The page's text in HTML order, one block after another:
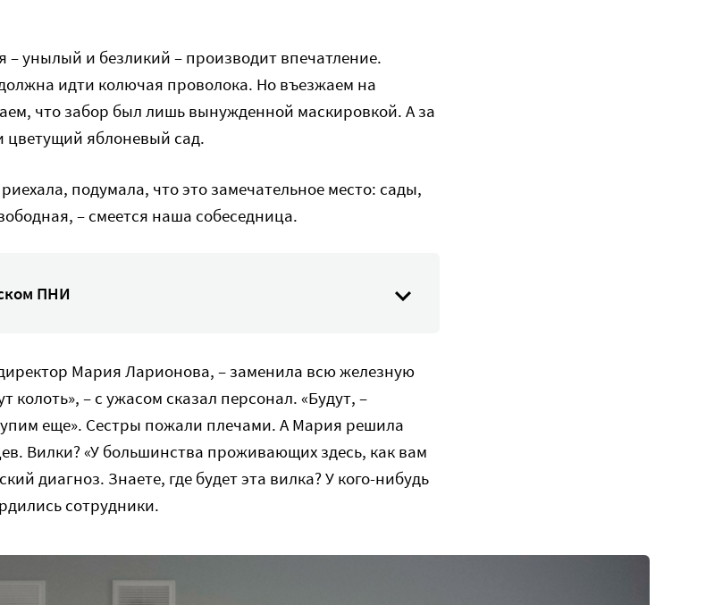
унылый и безликий – производит впечатление.
идти колючая проволока. Но въезжаем на
что забор был лишь вынужденной маскировкой. А за
цветущий яблоневый сад.
подумала, что это замечательное место: сады,
– смеется наша собеседница.
ПНИ
Мария Ларионова, – заменила всю железную
колоть», – с ужасом сказал персонал. «Будут, –
еще». Сестры пожали плечами. А Мария решила
Вилки? «У большинства проживающих здесь, как вам
диагноз. Знаете, где будет эта вилка? У кого-нибудь
сотрудники.